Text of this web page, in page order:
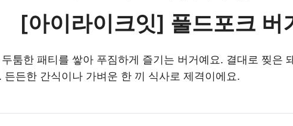
[아이라이크잇] 풀드포크 버
툼한 패티를 쌓아 푸짐하게 즐기는 버거예요. 결대로 찢은
든한 간식이나 가벼운 한 끼 식사로 제격이에요.